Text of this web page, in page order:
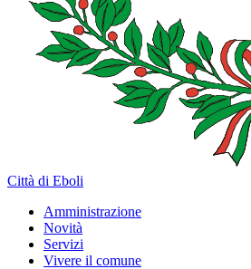
Città di Eboli
Amministrazione
Novità
Servizi
Vivere il comune